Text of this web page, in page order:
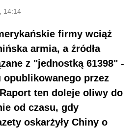
14:14
firmy wciąż
armia, a źródła
z "jednostką 61398" -
przez
ten doleje oliwy do
od czasu, gdy
oskarżyły Chiny o